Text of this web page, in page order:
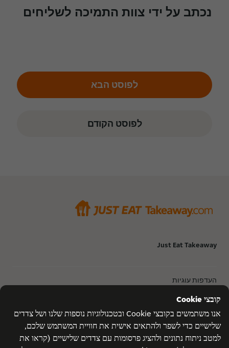
נכתב על ידי צוות התמיכה לשליחים
לפוסט הקודם
לפוסט הבא
Just Eat Takeaway
העדפות עוגיות
מדיניות פרטיות